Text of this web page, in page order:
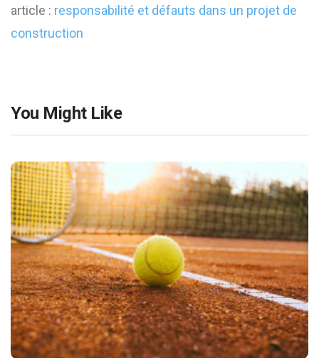
article : responsabilité et défauts dans un projet de
construction
You Might Like